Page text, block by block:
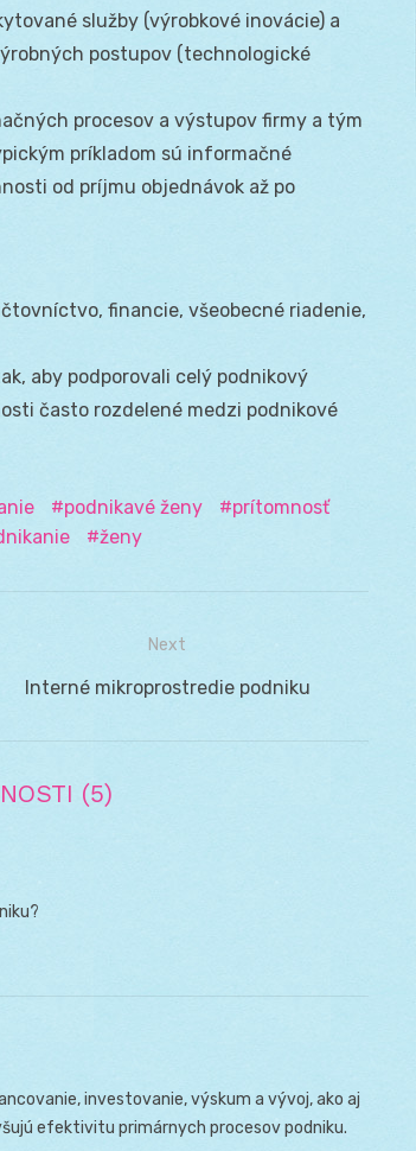
služby (výrobkové inovácie) a
postupov (technologické
procesov a výstupov firmy a tým
príkladom sú informačné
od príjmu objednávok až po
financie, všeobecné riadenie,
aby podporovali celý podnikový
často rozdelené medzi podnikové
podnikavé ženy
prítomnosť
ženy
Next
Next
Interné mikroprostredie podniku
(5)
investovanie, výskum a vývoj, ako aj
efektivitu primárnych procesov podniku.